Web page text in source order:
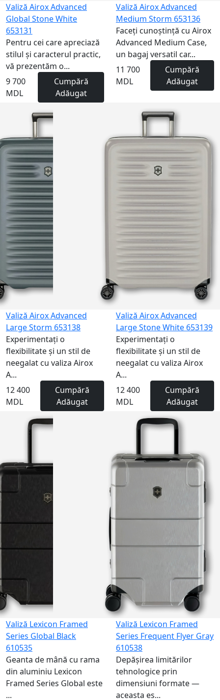
Valiză Airox Advanced
Global Stone White
653131
Pentru cei care apreciază
stilul și caracterul practic,
vă prezentăm o...
9 700
MDL
Cumpără
Adăugat
Valiză Airox Advanced
Medium Storm 653136
Faceți cunoștință cu Airox
Advanced Medium Case,
un bagaj versatil car...
11 700
MDL
Cumpără
Adăugat
NEW
Valiză Airox Advanced
Large Storm 653138
Experimentați o
flexibilitate și un stil de
neegalat cu valiza Airox
A...
12 400
MDL
Cumpără
Adăugat
Valiză Airox Advanced
Large Stone White 653139
Experimentați o
flexibilitate și un stil de
neegalat cu valiza Airox
A...
12 400
MDL
Cumpără
Adăugat
Valiză Lexicon Framed
Series Global Black
610535
Geanta de mână cu rama
din aluminiu Lexicon
Framed Series Global este
...
Valiză Lexicon Framed
Series Frequent Flyer Gray
610538
Depășirea limitărilor
tehnologice prin
dimensiuni formate —
aceasta es...